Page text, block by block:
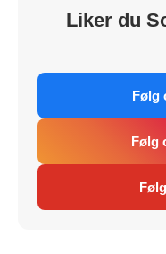
Liker du
Følg
Følg